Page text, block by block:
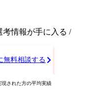
情報が手に入る /
無料相談する
された方の平均実績